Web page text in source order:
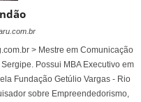
> Mestre em Comunicação
Possui MBA Executivo em
Fundação Getúlio Vargas - Rio
sobre Empreendedorismo,